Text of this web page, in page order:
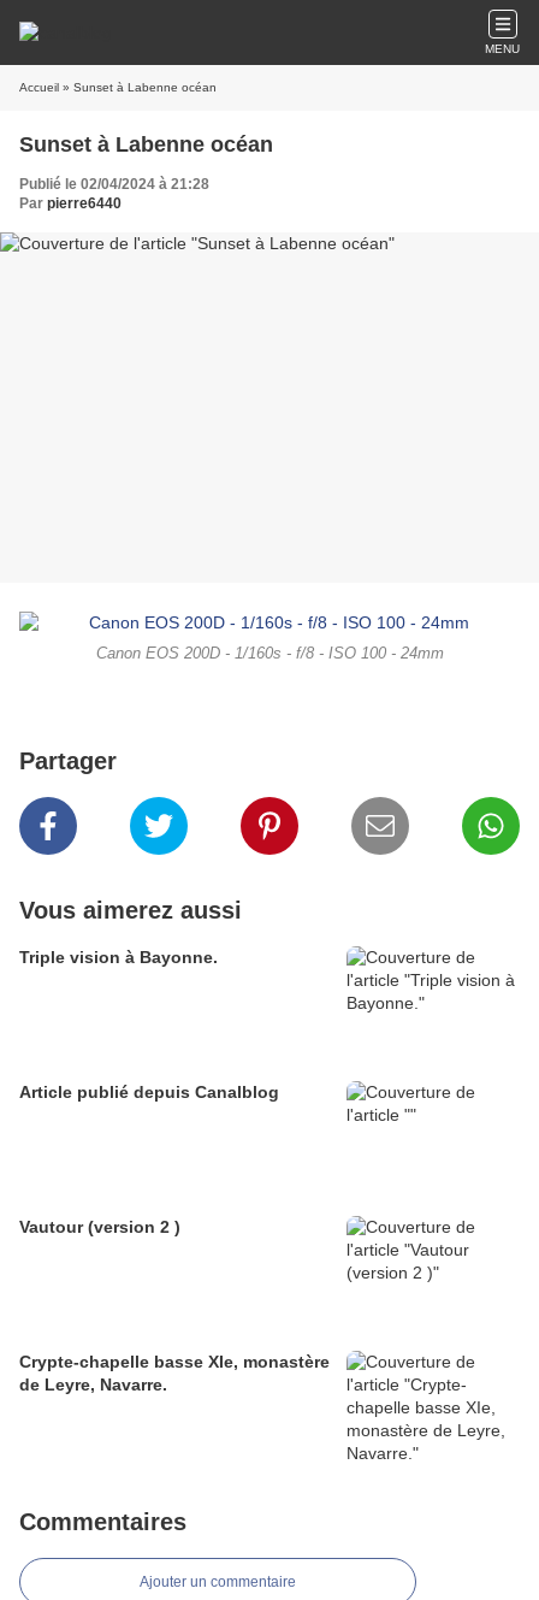
MENU
Accueil » Sunset à Labenne océan
Sunset à Labenne océan
Publié le 02/04/2024 à 21:28
Par pierre6440
Canon EOS 200D - 1/160s - f/8 - ISO 100 - 24mm
Partager
Vous aimerez aussi
Triple vision à Bayonne.
Article publié depuis Canalblog
Vautour (version 2 )
Crypte-chapelle basse XIe, monastère
de Leyre, Navarre.
Commentaires
Ajouter un commentaire